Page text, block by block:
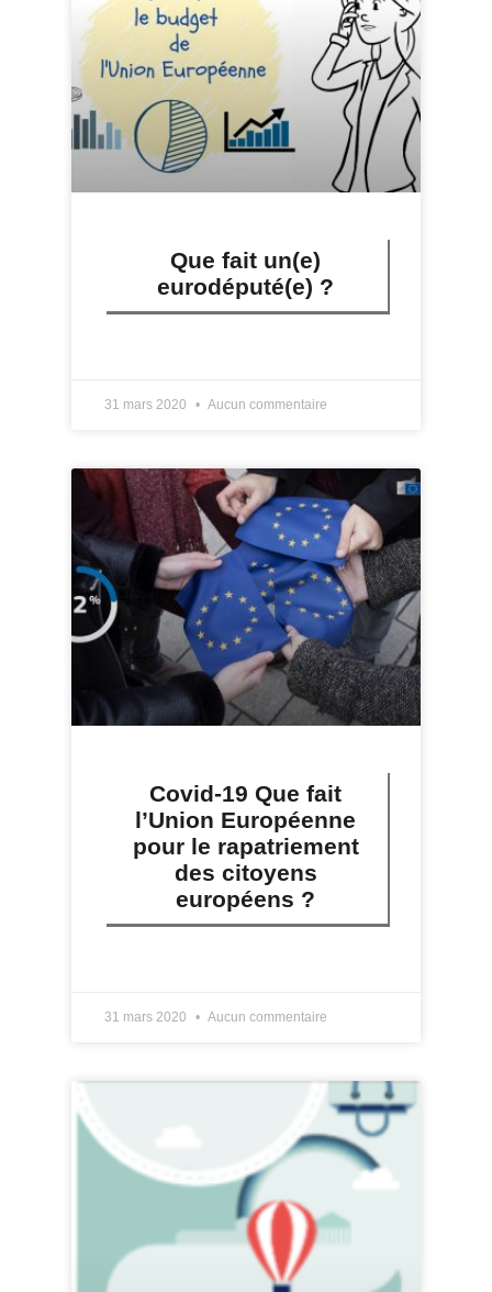
Que fait un(e)
eurodéputé(e) ?
31 mars 2020 Aucun commentaire
Covid-19 Que fait
l’Union Européenne
pour le rapatriement
des citoyens
européens ?
31 mars 2020 Aucun commentaire